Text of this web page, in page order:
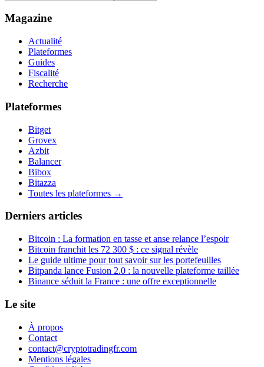
Magazine
Actualité
Plateformes
Guides
Fiscalité
Recherche
Plateformes
Bitget
Grovex
Azbit
Balancer
Bibox
Bitazza
Toutes les plateformes →
Derniers articles
Bitcoin : La formation en tasse et anse relance l’espoir
Bitcoin franchit les 72 300 $ : ce signal révèle
Le guide ultime pour tout savoir sur les portefeuilles
Bitpanda lance Fusion 2.0 : la nouvelle plateforme taillée
Binance séduit la France : une offre exceptionnelle
Le site
À propos
Contact
contact@cryptotradingfr.com
Mentions légales